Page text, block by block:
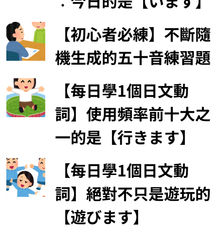
【初心者必練】不斷隨
機生成的五十音練習題
【每日學1個日文動
詞】使用頻率前十大之
一的是【行きます】
【每日學1個日文動
詞】絕對不只是遊玩的
【遊びます】